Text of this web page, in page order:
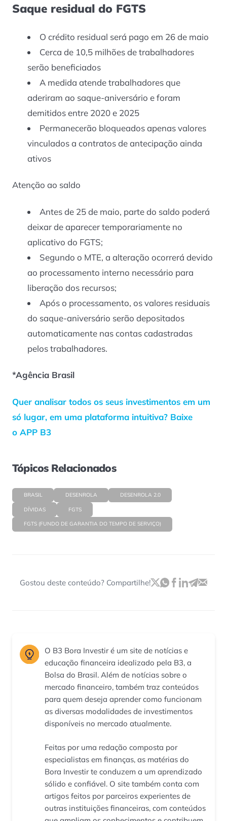
Saque residual do FGTS
O crédito residual será pago em 26 de maio
Cerca de 10,5 milhões de trabalhadores
serão beneficiados
A medida atende trabalhadores que
aderiram ao saque-aniversário e foram
demitidos entre 2020 e 2025
Permanecerão bloqueados apenas valores
vinculados a contratos de antecipação ainda
ativos
Atenção ao saldo
Antes de 25 de maio, parte do saldo poderá
deixar de aparecer temporariamente no
aplicativo do FGTS;
Segundo o MTE, a alteração ocorrerá devido
ao processamento interno necessário para
liberação dos recursos;
Após o processamento, os valores residuais
do saque-aniversário serão depositados
automaticamente nas contas cadastradas
pelos trabalhadores.
*Agência Brasil
Quer analisar todos os seus investimentos em um
só lugar, em uma plataforma intuitiva? Baixe
o APP B3
Tópicos Relacionados
BRASIL DESENROLA DESENROLA 2.0
DÍVIDAS FGTS
FGTS (FUNDO DE GARANTIA DO TEMPO DE SERVIÇO)
Gostou deste conteúdo? Compartilhe!
O B3 Bora Investir é um site de notícias e
educação financeira idealizado pela B3, a
Bolsa do Brasil. Além de notícias sobre o
mercado financeiro, também traz conteúdos
para quem deseja aprender como funcionam
as diversas modalidades de investimentos
disponíveis no mercado atualmente.
Feitas por uma redação composta por
especialistas em finanças, as matérias do
Bora Investir te conduzem a um aprendizado
sólido e confiável. O site também conta com
artigos feitos por parceiros experientes de
outras instituições financeiras, com conteúdos